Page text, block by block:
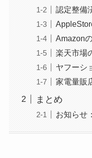
認定整備
Amazon
楽天市場
ヤフーシ
家電量販
まとめ
お知らせ